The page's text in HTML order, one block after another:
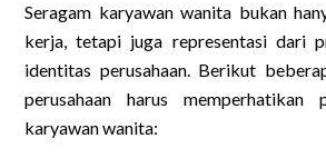
Seragam karyawan wanita bukan
kerja, tetapi juga representasi dari
identitas perusahaan. Berikut
perusahaan harus memperhatikan
karyawan wanita: